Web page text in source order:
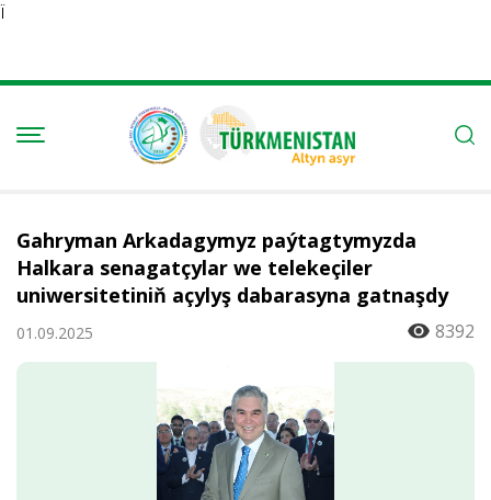
Ï
Gahryman Arkadagymyz paýtagtymyzda
Halkara senagatçylar we telekeçiler
uniwersitetiniň açylyş dabarasyna gatnaşdy
01.09.2025 8392